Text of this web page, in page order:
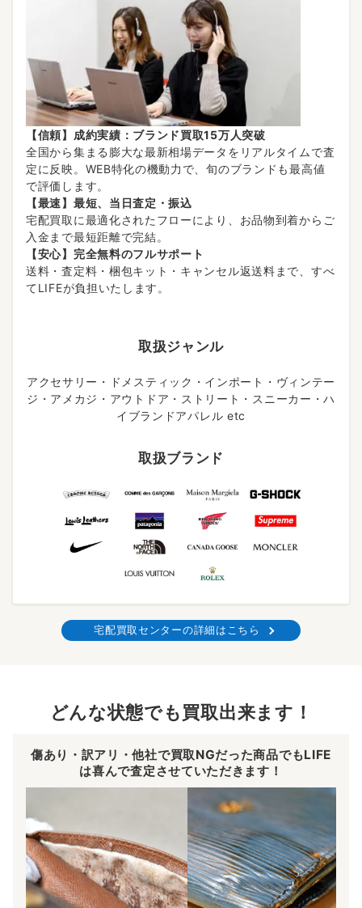
【信頼】成約実績：ブランド買取15万人突破
全国から集まる膨大な最新相場データをリアルタイムで査
定に反映。WEB特化の機動力で、旬のブランドも最高値
で評価します。
【最速】最短、当日査定・振込
宅配買取に最適化されたフローにより、お品物到着からご
入金まで最短距離で完結。
【安心】完全無料のフルサポート
送料・査定料・梱包キット・キャンセル返送料まで、すべ
てLIFEが負担いたします。
取扱ジャンル
アクセサリー・ドメスティック・インポート・ヴィンテー
ジ・アメカジ・アウトドア・ストリート・スニーカー・ハ
イブランドアパレル etc
取扱ブランド
宅配買取センターの詳細はこちら
どんな状態でも買取出来ます！
傷あり・訳アリ・他社で買取NGだった商品でもLIFE
は喜んで査定させていただきます！